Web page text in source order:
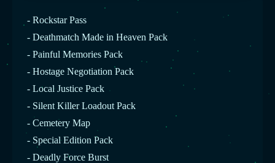
- Rockstar Pass
- Deathmatch Made in Heaven Pack
- Painful Memories Pack
- Hostage Negotiation Pack
- Local Justice Pack
- Silent Killer Loadout Pack
- Cemetery Map
- Special Edition Pack
- Deadly Force Burst